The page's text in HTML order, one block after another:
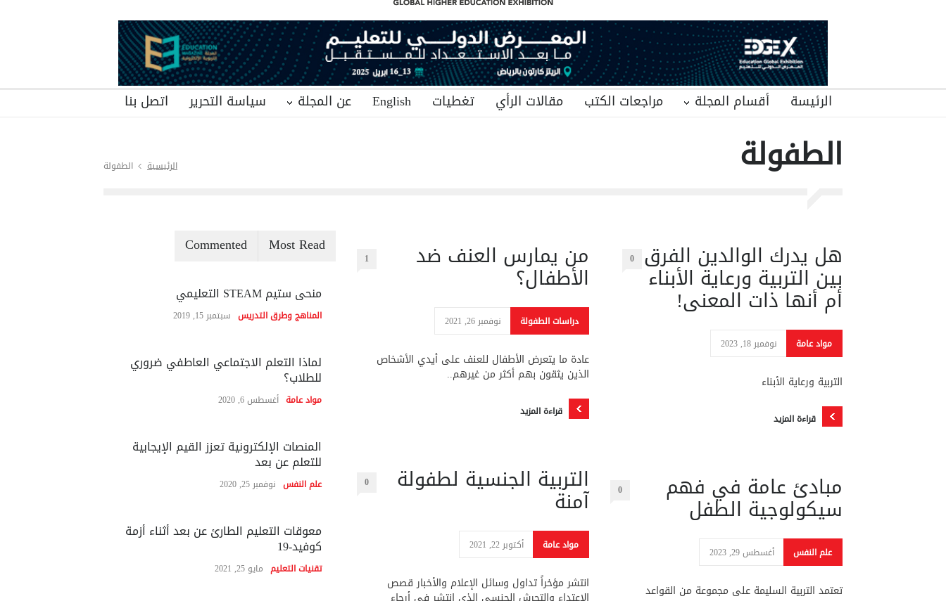
الرئيسة أقسام المجلة مراجعات الكتب مقالات الرأي تغطيات English عن المجلة سياسة التحرير اتصل بنا
الطفولة الرئيسية الطفولة
هل يدرك الوالدين الفرق
بين التربية ورعاية الأبناء
أم أنها ذات المعنى!
0
مواد عامة نوفمبر 18, 2023
التربية ورعاية الأبناء
قراءة المزيد
مبادئ عامة في فهم
سيكولوجية الطفل
0
علم النفس أغسطس 29, 2023
تعتمد التربية السليمة على مجموعة من القواعد
من يمارس العنف ضد
الأطفال؟
1
دراسات الطفولة نوفمبر 26, 2021
عادة ما يتعرض الأطفال للعنف على أيدي الأشخاص
الذين يثقون بهم أكثر من غيرهم..
قراءة المزيد
التربية الجنسية لطفولة
آمنة
0
مواد عامة أكتوبر 22, 2021
انتشر مؤخراً تداول وسائل الإعلام والأخبار قصص
Most Read
Commented
منحى ستيم STEAM التعليمي
المناهج وطرق التدريس سبتمبر 15, 2019
لماذا التعلم الاجتماعي العاطفي ضروري
للطلاب؟
مواد عامة أغسطس 6, 2020
المنصات الإلكترونية تعزز القيم الإيجابية
للتعلم عن بعد
علم النفس نوفمبر 25, 2020
معوقات التعليم الطارئ عن بعد أثناء أزمة
كوفيد-19
تقنيات التعليم مايو 25, 2021